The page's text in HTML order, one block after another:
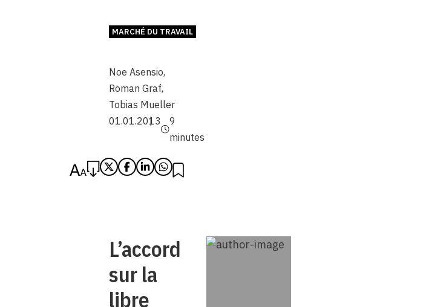
MARCHÉ DU TRAVAIL
Noe Asensio,
Roman Graf,
Tobias Mueller
01.01.2013
9
minutes
L’accord
sur la
libre